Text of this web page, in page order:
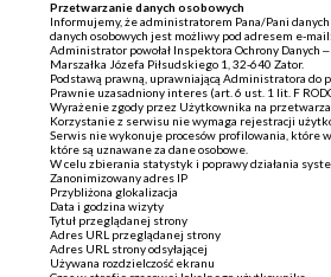
Przetwarzanie danych osobowych
Informujemy, że administratorem Pana/Pani
danych osobowych jest możliwy pod adresem e-
Administrator powołał Inspektora Ochrony Danych
Marszałka Józefa Piłsudskiego 1, 32-640 Zator.
Podstawą prawną, uprawniającą Administratora
Prawnie uzasadniony interes (art. 6 ust. 1 lit. F
Wyrażenie zgody przez Użytkownika na
Korzystanie z serwisu nie wymaga rejestracji
Serwis nie wykonuje procesów profilowania, które
które są uznawane za dane osobowe.
W celu zbierania statystyk i poprawy działania
Zanonimizowany adres IP
Przybliżona glokalizacja
Data i godzina wizyty
Tytuł przeglądanej strony
Adres URL przeglądanej strony
Adres URL strony odsyłającej
Używana rozdzielczość ekranu